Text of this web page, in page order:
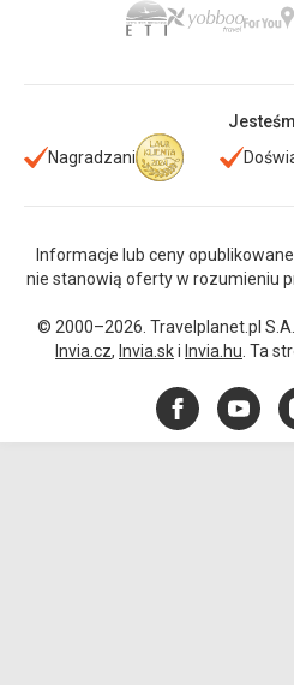
Nagradzani
Informacje lub ceny
nie stanowią oferty w rozumieniu
© 2000–2026. Travelplanet.pl
Invia.cz, Invia.ski Invia.hu . Ta
Facebook